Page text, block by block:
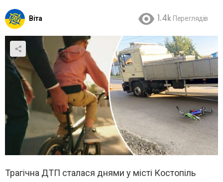
Віта 1.4k Переглядів
Трагічна ДТП сталася днями у місті Костопіль